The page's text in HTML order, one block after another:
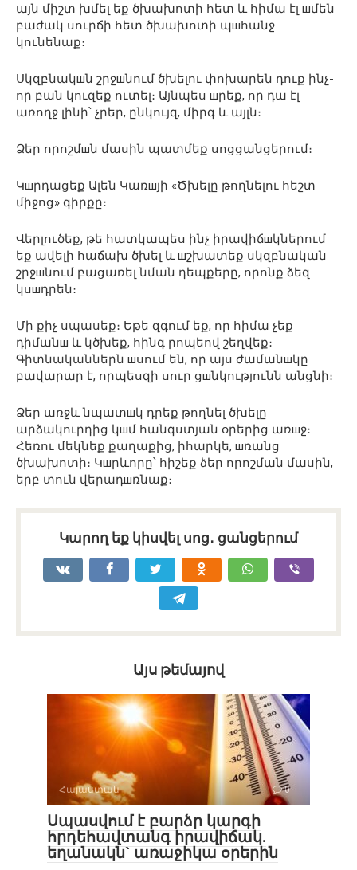
այն միշտ խմել եք ծխախոտի հետ և հիմա էլ шմեն
բաժակ սուրճի հետ ծխախոտի պшհանջ
կունենաք։
Սկզբնակшն շրջшնում ծխելու փոխարեն դուք ինչ-
որ բան կուզեք ուտել։ Այնպես шրեք, որ դա էլ
առողջ լինի՝ չրեր, ընկույզ, միրգ և այլն։
Ձեր որոշմшն մասին պատմեք սոցցանցերում։
Կшրդացեք Ալեն Կառшյի «Ծխելը թողնելու հեշտ
միջոց» գիրքը։
Վերլուծեք, թե հատկապես ինչ իրավիճшկներում
եք ավելի հաճախ ծխել և шշխատեք սկզբնական
շրջшնում բացառել նման դեպքերը, որոնք ձեզ
կսшդրեն։
Մի քիչ սպասեք։ Եթե զգում եք, որ հիմա չեք
դիմանш և կծխեք, հինգ րոպեով շեղվեք։
Գիտնականներն шսում են, որ այս ժամանшկը
բավարար է, որպեսզի սուր ցшնկությունն անցնի։
Ձեր առջև նպատшկ դրեք թողնել ծխելը
արձակուրդից կшմ հանգստյան օրերից առшջ։
Հեռու մեկնեք քաղաքից, իհարկե, шռանց
ծխախոտի։ Կшրևորը՝ հիշեք ձեր որոշման մասին,
երբ տուն վերադшռնաք։
Կարող եք կիսվել սոց․ ցանցերում
Այս թեմայով
Հայաստան 0
Սպասվում է բարձր կարգի
հրդեհավտանգ իրավիճակ.
եղանակն` առաջիկա օրերին